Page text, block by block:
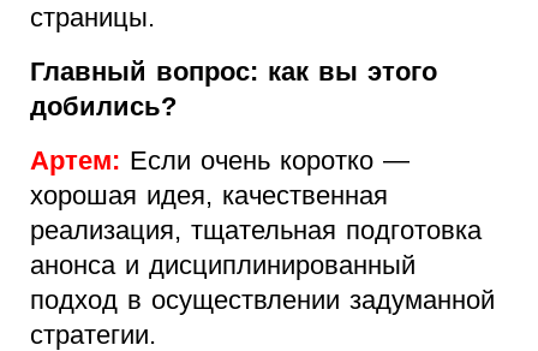
страницы.
Главный вопрос: как вы этого
добились?
Артем: Если очень коротко —
хорошая идея, качественная
реализация, тщательная подготовка
анонса и дисциплинированный
подход в осуществлении задуманной
стратегии.